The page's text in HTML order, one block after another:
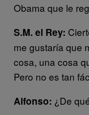
Obama que le
S.M. el Rey:
me gustaría que
cosa, una cosa
Pero no es tan
Alfonso: ¿De